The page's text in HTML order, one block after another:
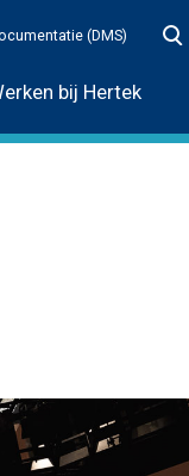
bij Hertek
(DMS)